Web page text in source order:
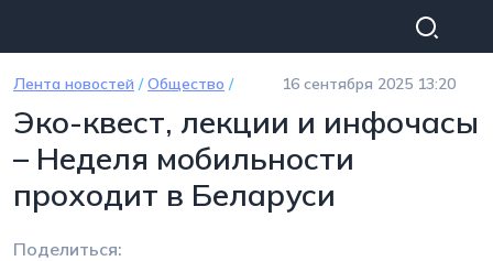
Лента новостей /Общество / 16 сентября 2025 13:20
Эко-квест, лекции и инфочасы
– Неделя мобильности
проходит в Беларуси
Поделиться: